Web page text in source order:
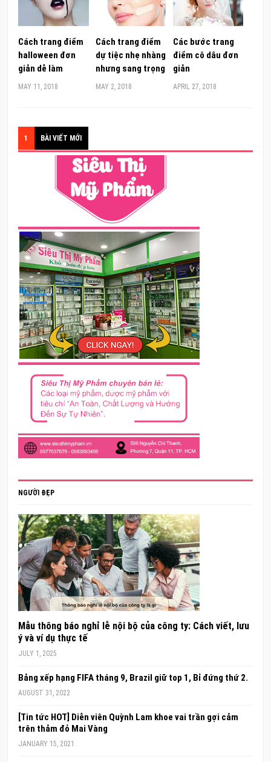
Cách trang điểm
halloween đơn
giản dễ làm
MAY 11, 2018
Cách trang điểm
dự tiệc nhẹ nhàng
nhưng sang trọng
MAY 2, 2018
Các bước trang
điểm cô dâu đơn
giản
APRIL 27, 2018
1 BÀI VIẾT MỚI
NGƯỜI ĐẸP
Mẫu thông báo nghỉ lễ nội bộ của công ty: Cách viết, lưu
ý và ví dụ thực tế
JULY 1, 2025
Bảng xếp hạng FIFA tháng 9, Brazil giữ top 1, Bỉ đứng thứ 2.
AUGUST 31, 2022
[Tin tức HOT] Diễn viên Quỳnh Lam khoe vai trần gợi cảm
trên thảm đỏ Mai Vàng
JANUARY 15, 2021